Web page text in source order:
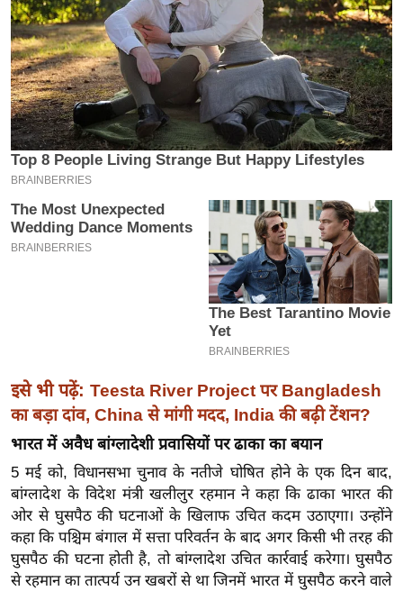
P
L
2
0
2
6
क्रा
इ
म
ई
सा
ल
मि
सा
ल
श
ख्सि
इसे भी पढ़ें: Teesta River Project पर Bangladesh
का बड़ा दांव, China से मांगी मदद, India की बढ़ी टेंशन?
भारत में अवैध बांग्लादेशी प्रवासियों पर ढाका का बयान
5 मई को, विधानसभा चुनाव के नतीजे घोषित होने के एक दिन बाद,
बांग्लादेश के विदेश मंत्री खलीलुर रहमान ने कहा कि ढाका भारत की
ओर से घुसपैठ की घटनाओं के खिलाफ उचित कदम उठाएगा। उन्होंने
कहा कि पश्चिम बंगाल में सत्ता परिवर्तन के बाद अगर किसी भी तरह की
घुसपैठ की घटना होती है, तो बांग्लादेश उचित कार्रवाई करेगा। घुसपैठ
से रहमान का तात्पर्य उन खबरों से था जिनमें भारत में घुसपैठ करने वाले